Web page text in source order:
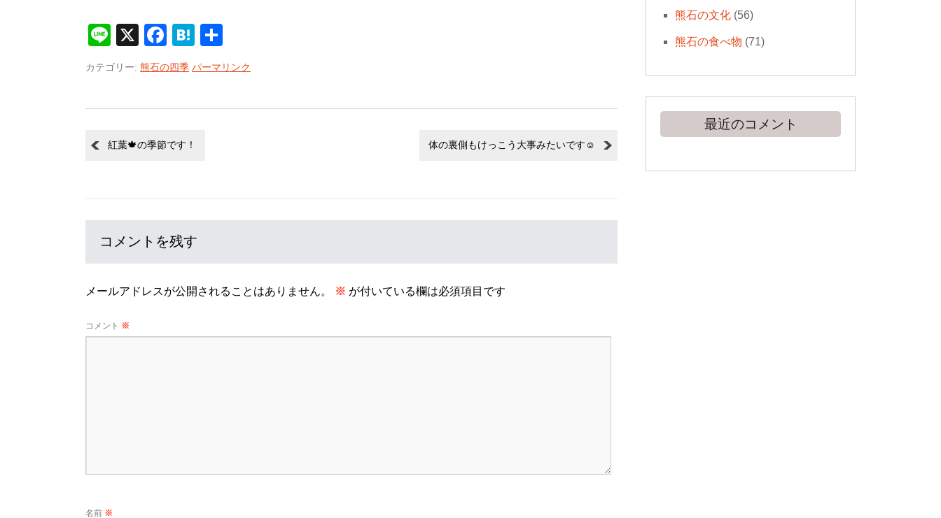
Line
X Facebook
Hatena
有
カテゴリー: 熊石の四季 パーマリンク
紅葉🍁の季節です！ 体の裏側もけっこう大事みたいです☺
コメントを残す
メールアドレスが公開されることはありません。 ※ が付いている欄は必須項目です
コメント ※
名前 ※
熊石の文化(56)
熊石の食べ物 (71)
最近のコメント